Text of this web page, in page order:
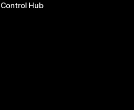
Control Hub